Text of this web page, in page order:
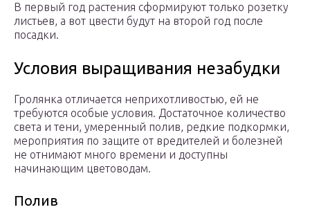
В первый год растения сформируют только розетку
листьев, а вот цвести будут на второй год после
посадки.
Условия выращивания незабудки
Гролянка отличается неприхотливостью, ей не
требуются особые условия. Достаточное количество
света и тени, умеренный полив, редкие подкормки,
мероприятия по защите от вредителей и болезней
не отнимают много времени и доступны
начинающим цветоводам.
Полив